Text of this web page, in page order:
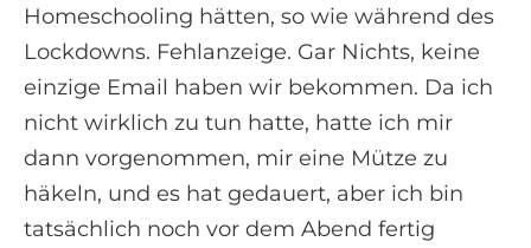
Homeschooling hätten, so wie während des
Lockdowns. Fehlanzeige. Gar Nichts, keine
einzige Email haben wir bekommen. Da ich
nicht wirklich zu tun hatte, hatte ich mir
dann vorgenommen, mir eine Mütze zu
häkeln, und es hat gedauert, aber ich bin
tatsächlich noch vor dem Abend fertig